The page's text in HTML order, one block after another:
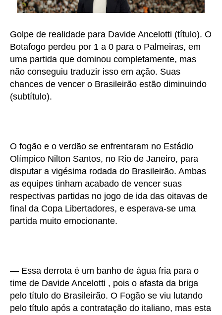
Golpe de realidade para Davide Ancelotti (título). O
Botafogo perdeu por 1 a 0 para o Palmeiras, em
uma partida que dominou completamente, mas
não conseguiu traduzir isso em ação. Suas
chances de vencer o Brasileirão estão diminuindo
(subtítulo).
O fogão e o verdão se enfrentaram no Estádio
Olímpico Nilton Santos, no Rio de Janeiro, para
disputar a vigésima rodada do Brasileirão. Ambas
as equipes tinham acabado de vencer suas
respectivas partidas no jogo de ida das oitavas de
final da Copa Libertadores, e esperava-se uma
partida muito emocionante.
— Essa derrota é um banho de água fria para o
time de Davide Ancelotti , pois o afasta da briga
pelo título do Brasileirão. O Fogão se viu lutando
pelo título após a contratação do italiano, mas esta